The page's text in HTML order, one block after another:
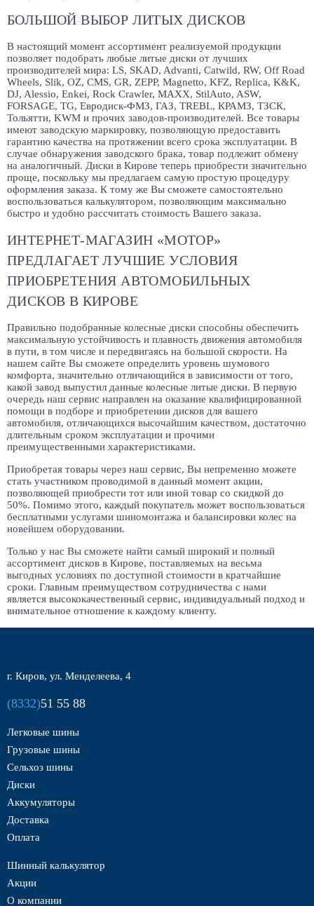
БОЛЬШОЙ ВЫБОР ЛИТЫХ ДИСКОВ
В настоящий момент ассортимент реализуемой продукции
позволяет подобрать любые литые диски от лучших
производителей мира: LS, SKAD, Advanti, Catwild, RW, Off Road
Wheels, Slik, OZ, CMS, GR, ZEPP, Magnetto, KFZ, Replica, K&K,
DJ, Alessio, Enkei, Rock Crawler, MAXX, StilAuto, ASW,
FORSAGE, TG, Евродиск-ФМЗ, ГАЗ, TREBL, КРАМЗ, ТЗСК,
Тольятти, KWM и прочих заводов-производителей. Все товары
имеют заводскую маркировку, позволяющую предоставить
гарантию качества на протяжении всего срока эксплуатации. В
случае обнаружения заводского брака, товар подлежит обмену
на аналогичный. Диски в Кирове теперь приобрести значительно
проще, поскольку мы предлагаем самую простую процедуру
оформления заказа. К тому же Вы сможете самостоятельно
воспользоваться калькулятором, позволяющим максимально
быстро и удобно рассчитать стоимость Вашего заказа.
ИНТЕРНЕТ-МАГАЗИН «МОТОР»
ПРЕДЛАГАЕТ ЛУЧШИЕ УСЛОВИЯ
ПРИОБРЕТЕНИЯ АВТОМОБИЛЬНЫХ
ДИСКОВ В КИРОВЕ
Правильно подобранные колесные диски способны обеспечить
максимальную устойчивость и плавность движения автомобиля
в пути, в том числе и передвигаясь на большой скорости. На
нашем сайте Вы сможете определить уровень шумового
комфорта, значительно отличающийся в зависимости от того,
какой завод выпустил данные колесные литые диски. В первую
очередь наш сервис направлен на оказание квалифицированной
помощи в подборе и приобретении дисков для вашего
автомобиля, отличающихся высочайшим качеством, достаточно
длительным сроком эксплуатации и прочими
преимущественными характеристиками.
Приобретая товары через наш сервис, Вы непременно можете
стать участником проводимой в данный момент акции,
позволяющей приобрести тот или иной товар со скидкой до
50%. Помимо этого, каждый покупатель может воспользоваться
бесплатными услугами шиномонтажа и балансировки колес на
новейшем оборудовании.
Только у нас Вы сможете найти самый широкий и полный
ассортимент дисков в Кирове, поставляемых на весьма
выгодных условиях по доступной стоимости в кратчайшие
сроки. Главным преимуществом сотрудничества с нами
является высококачественный сервис, индивидуальный подход и
внимательное отношение к каждому клиенту.
г. Киров, ул. Менделеева, 4
(8332)51 55 88
Легковые шины
Грузовые шины
Сельхоз шины
Диски
Аккумуляторы
Доставка
Оплата
Шинный калькулятор
Акции
О компании